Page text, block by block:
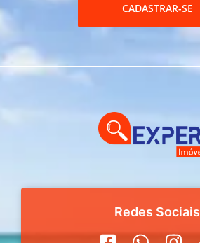
CADASTRAR-SE
Redes Sociais